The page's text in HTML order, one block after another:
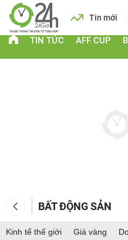
Tin mới AFF Cup
TIN TỨC AFF CUP
BẤT ĐỘNG SẢN
Kinh tế thế giới Giá vàng